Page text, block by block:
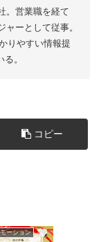
。営業職を経て
ャーとして従事。
りやすい情報提
。
コピー
ーション